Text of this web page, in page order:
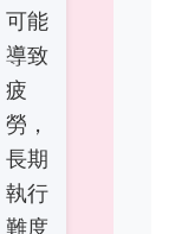
可能
導致
疲
勞，
長期
執行
難度